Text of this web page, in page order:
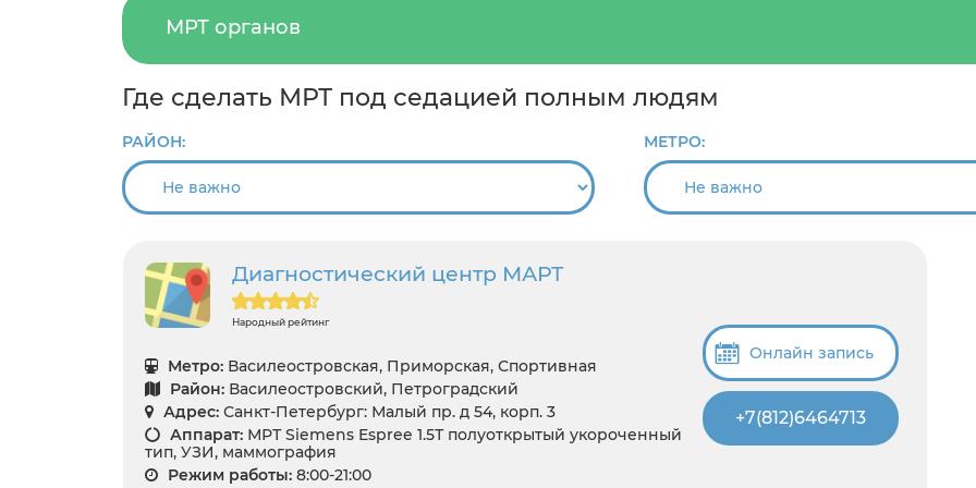
МРТ органов
Где сделать МРТ под седацией полным людям
РАЙОН: МЕТРО:
Диагностический центр МАРТ
Народный рейтинг
Метро: Василеостровская, Приморская, Спортивная
Район: Василеостровский, Петроградский
Адрес: Санкт-Петербург: Малый пр. д 54, корп. 3
Аппарат: МРТ Siemens Espree 1.5Т полуоткрытый укороченный
тип, УЗИ, маммография
Режим работы: 8:00-21:00
Онлайн запись
+7(812)6464713